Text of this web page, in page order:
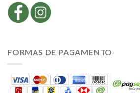
FORMAS DE PAGAMENTO